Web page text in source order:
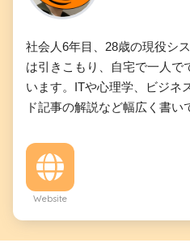
社会人6年目、28歳の現役シ
は引きこもり、自宅で一人で
います。ITや心理学、ビジネ
ド記事の解説など幅広く書い
Website